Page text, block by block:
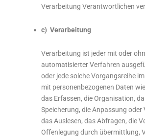
Verarbeitung Verantwortlichen
c) Verarbeitung
Verarbeitung ist jeder mit oder
automatisierter Verfahren
oder jede solche Vorgangsreihe
mit personenbezogenen Daten
das Erfassen, die Organisation,
Speicherung, die Anpassung oder
das Auslesen, das Abfragen, die
Offenlegung durch übermittlung,